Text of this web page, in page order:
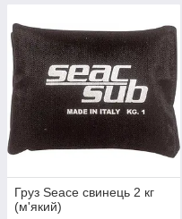
Груз Seace свинець 2 кг
(м'який)